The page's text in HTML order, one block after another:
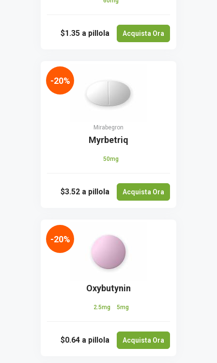
$1.35 a pillola Acquista Ora
Mirabegron
Myrbetriq
50mg
$3.52 a pillola Acquista Ora
-20%
Oxybutynin
2.5mg 5mg
$0.64 a pillola Acquista Ora
-20%